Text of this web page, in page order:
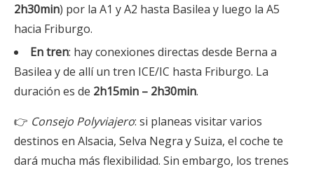
2h30min) por la A1 y A2 hasta Basilea y luego la A5
hacia Friburgo.
En tren: hay conexiones directas desde Berna a
Basilea y de allí un tren ICE/IC hasta Friburgo. La
duración es de 2h15min – 2h30min.
👉 Consejo Polyviajero: si planeas visitar varios
destinos en Alsacia, Selva Negra y Suiza, el coche te
dará mucha más flexibilidad. Sin embargo, los trenes